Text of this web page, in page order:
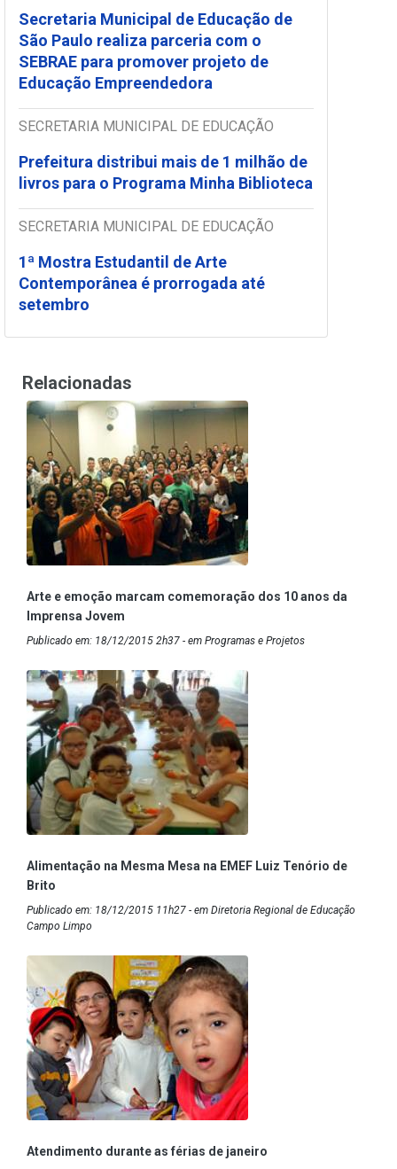
Secretaria Municipal de Educação de
São Paulo realiza parceria com o
SEBRAE para promover projeto de
Educação Empreendedora
SECRETARIA MUNICIPAL DE EDUCAÇÃO
Prefeitura distribui mais de 1 milhão de
livros para o Programa Minha Biblioteca
SECRETARIA MUNICIPAL DE EDUCAÇÃO
1ª Mostra Estudantil de Arte
Contemporânea é prorrogada até
setembro
Relacionadas
Arte e emoção marcam comemoração dos 10 anos da
Imprensa Jovem
Publicado em: 18/12/2015 2h37 - em Programas e Projetos
Alimentação na Mesma Mesa na EMEF Luiz Tenório de
Brito
Publicado em: 18/12/2015 11h27 - em Diretoria Regional de Educação
Campo Limpo
Atendimento durante as férias de janeiro